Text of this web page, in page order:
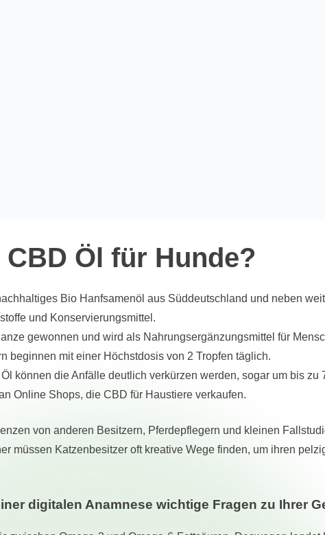
Öl für Hunde?
Bio Hanfsamenöl aus Süddeutschland und neben
und Konservierungsmittel.
gewonnen und wird als Nahrungsergänzungsmittel für
beginnen mit einer Höchstdosis von 2 Tropfen täglich.
können die Anfälle deutlich verkürzen werden, sogar um bis zu
Online Shops, die CBD für Haustiere verkaufen.
von anderen Besitzern, Pferdepflegern und kleinen
müssen Katzenbesitzer oft kreative Wege finden, um ihren
digitalen Anamnese wichtige Fragen zu Ihrer